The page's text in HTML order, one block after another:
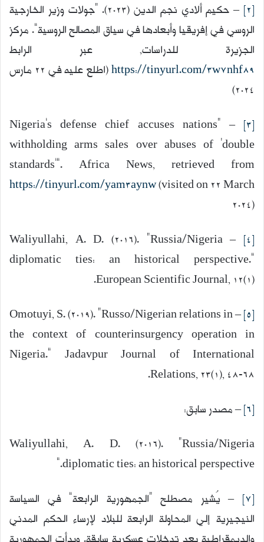
[2]
– حكيم ألادي نجم الدين (2023). “جولات وزير الخارجية
الروسي في إفريقيا وأبعادها في سياق المصالح الروسية”. مركز
الجزيرة للدراسات, عبر الرابط
https://tinyurl.com/3w7nhf89
(اطلع عليه في 22 مارس
2024)
[3]
– “Nigeria’s defense chief accuses nations
withholding arms sales over abuses of ‘double
standards’”. Africa News, retrieved from
https://tinyurl.com/yam3aynw(visited on 22 March
2024)
[4]
– Waliyullahi, A. D. (2016). “Russia/Nigeria
diplomatic ties: an historical perspective.”
European Scientific Journal, 12(1).
[5]
– Omotuyi, S. (2019). “Russo/Nigerian relations in
the context of counterinsurgency operation in
Nigeria.” Jadavpur Journal of International
Relations, 23(1), 48-68.
[6] – مصدر سابق:
Waliyullahi, A. D. (2016). “Russia/Nigeria
diplomatic ties: an historical perspective.”
[7]
– يُشير مصطلح “الجمهورية الرابعة” في السياسة
النيجيرية إلي المحاولة الرابعة للبلاد لإرساء الحكم المدني